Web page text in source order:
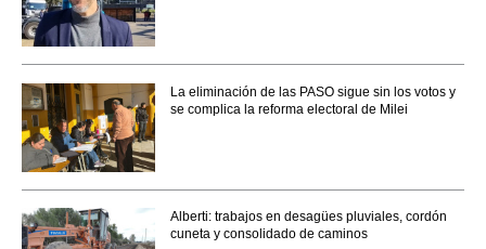
La eliminación de las PASO sigue sin los votos y
se complica la reforma electoral de Milei
Alberti: trabajos en desagües pluviales, cordón
cuneta y consolidado de caminos